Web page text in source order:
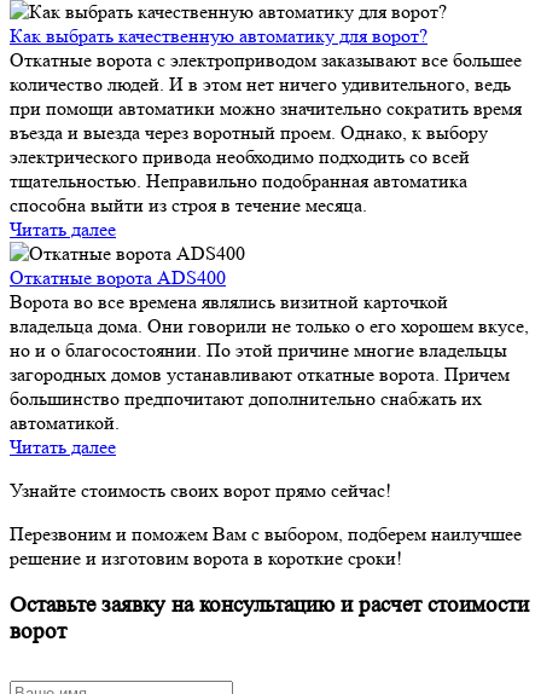
Как выбрать качественную автоматику для ворот?
Откатные ворота с электроприводом заказывают все большее
количество людей. И в этом нет ничего удивительного, ведь
при помощи автоматики можно значительно сократить время
въезда и выезда через воротный проем. Однако, к выбору
электрического привода необходимо подходить со всей
тщательностью. Неправильно подобранная автоматика
способна выйти из строя в течение месяца.
Читать далее
Откатные ворота ADS400
Ворота во все времена являлись визитной карточкой
владельца дома. Они говорили не только о его хорошем вкусе,
но и о благосостоянии. По этой причине многие владельцы
загородных домов устанавливают откатные ворота. Причем
большинство предпочитают дополнительно снабжать их
автоматикой.
Читать далее
Узнайте стоимость своих ворот прямо сейчас!
Перезвоним и поможем Вам с выбором, подберем наилучшее
решение и изготовим ворота в короткие сроки!
Оставьте заявку на консультацию и расчет стоимости
ворот